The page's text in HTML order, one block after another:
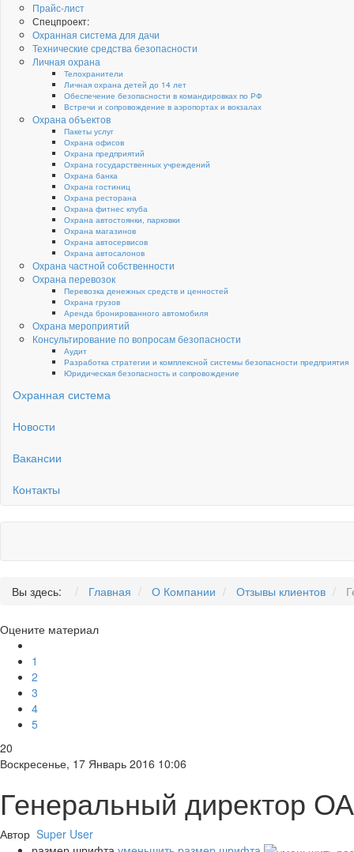
Прайс-лист
Спецпроект:
Охранная система для дачи
Технические средства безопасности
Личная охрана
Телохранители
Личная охрана детей до 14 лет
Обеспечение безопасности в командировках по РФ
Встречи и сопровождение в аэропортах и вокзалах
Охрана объектов
Пакеты услуг
Охрана офисов
Охрана предприятий
Охрана государственных учреждений
Охрана банка
Охрана гостиниц
Охрана ресторана
Охрана фитнес клуба
Охрана автостоянки, парковки
Охрана магазинов
Охрана автосервисов
Охрана автосалонов
Охрана частной собственности
Охрана перевозок
Перевозка денежных средств и ценностей
Охрана грузов
Аренда бронированного автомобиля
Охрана мероприятий
Консультирование по вопросам безопасности
Аудит
Разработка стратегии и комплексной системы безопасности предприятия
Юридическая безопасность и сопровождение
Охранная система
Новости
Вакансии
Контакты
Вы здесь: Главная О Компании Отзывы клиентов
Оцените материал
1
2
3
4
5
20
Воскресенье, 17 Январь 2016 10:06
Генеральный директор
Автор Super User